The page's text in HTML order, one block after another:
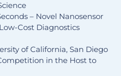
– Novel Nanosensor
Cost Diagnostics
of California, San Diego
in the Host to